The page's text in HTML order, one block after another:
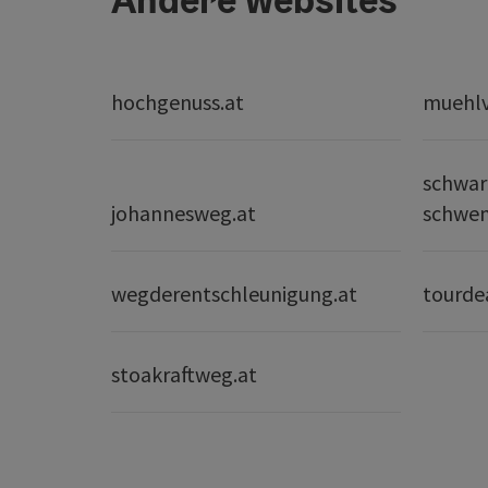
hochgenuss.at
johannesweg.at
wegderentschleunigung.at
stoakraftweg.at